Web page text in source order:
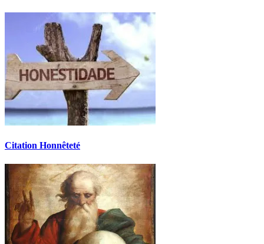
Citation Honnêteté